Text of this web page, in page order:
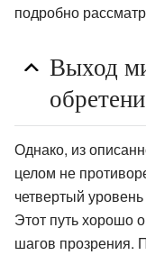
подробно
Выход
Однако, из
целом не
четвертый
Этот путь хорошо
шагов прозрения.